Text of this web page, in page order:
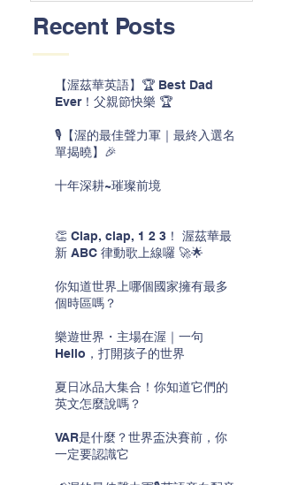
Recent Posts
【渥茲華英語】🏆 Best Dad
Ever！父親節快樂 🏆
🎙️【渥的最佳聲力軍｜最終入選名
單揭曉】🎉
十年深耕~璀璨前境
👏 Clap, clap, 1 2 3！ 渥茲華最
新 ABC 律動歌上線囉 🚀🌟
你知道世界上哪個國家擁有最多
個時區嗎？
樂遊世界・主場在渥｜一句
Hello，打開孩子的世界
夏日冰品大集合！你知道它們的
英文怎麼說嗎？
VAR是什麼？世界盃決賽前，你
一定要認識它